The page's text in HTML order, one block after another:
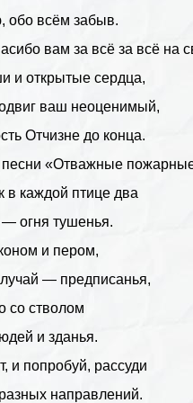
обо всём забыв.
вам за всё за всё на
и открытые сердца,
ваш неоценимый,
Отчизне до конца.
«Отважные
в каждой птице два
— огня тушенья.
и пером,
— предписанья,
со стволом
и зданья.
и попробуй, рассуди
направлений.